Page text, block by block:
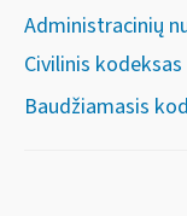
Administracinių
Civilinis kodeksas
Baudžiamasis